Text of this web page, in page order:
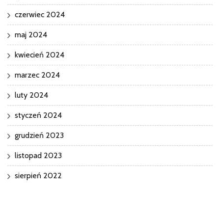
czerwiec 2024
maj 2024
kwiecień 2024
marzec 2024
luty 2024
styczeń 2024
grudzień 2023
listopad 2023
sierpień 2022